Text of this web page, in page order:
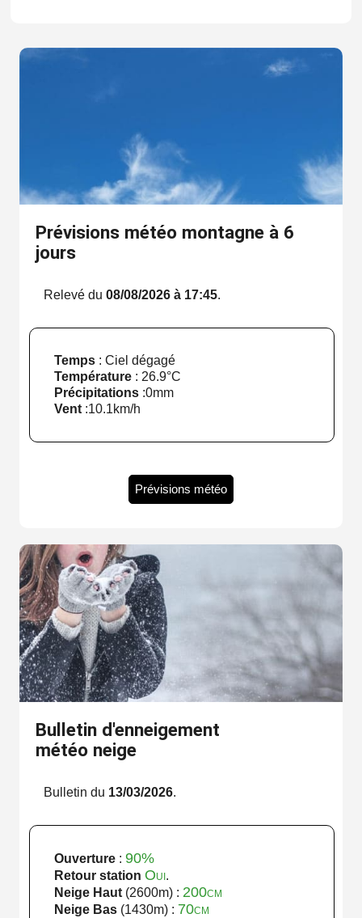
Prévisions météo montagne à 6
jours
Relevé du 08/08/2026 à 17:45.
Temps: Ciel dégagé
Température: 26.9°C
Précipitations:0mm
Vent:10.1km/h
Prévisions météo
Bulletin d'enneigement
météo neige
Bulletin du 13/03/2026.
Ouverture: 90%
Retour station Oui.
Neige Haut(2600m) : 200cm
Neige Bas(1430m) : 70cm